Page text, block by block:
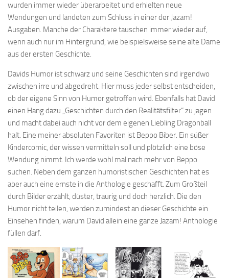
wurden immer wieder überarbeitet und erhielten neue
Wendungen und landeten zum Schluss in einer der Jazam!
Ausgaben. Manche der Charaktere tauschen immer wieder auf,
wenn auch nur im Hintergrund, wie beispielsweise seine alte Dame
aus der ersten Geschichte.
Davids Humor ist schwarz und seine Geschichten sind irgendwo
zwischen irre und abgedreht. Hier muss jeder selbst entscheiden,
ob der eigene Sinn von Humor getroffen wird. Ebenfalls hat David
einen Hang dazu „Geschichten durch den Realitätsfilter“ zu jagen
und macht dabei auch nicht vor dem eigenen Liebling Dragonball
halt. Eine meiner absoluten Favoriten ist Beppo Biber. Ein süßer
Kindercomic, der wissen vermitteln soll und plötzlich eine böse
Wendung nimmt. Ich werde wohl mal nach mehr von Beppo
suchen. Neben dem ganzen humoristischen Geschichten hat es
aber auch eine ernste in die Anthologie geschafft. Zum Großteil
durch Bilder erzählt, düster, traurig und doch herzlich. Die den
Humor nicht teilen, werden zumindest an dieser Geschichte ein
Einsehen finden, warum David allein eine ganze Jazam! Anthologie
füllen darf.